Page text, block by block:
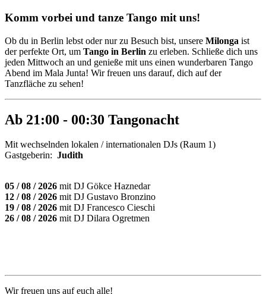
Komm vorbei und tanze Tango mit uns!
Ob du in Berlin lebst oder nur zu Besuch bist, unsere Milonga ist
der perfekte Ort, um Tango in Berlin zu erleben. Schließe dich uns
jeden Mittwoch an und genieße mit uns einen wunderbaren Tango
Abend im Mala Junta! Wir freuen uns darauf, dich auf der
Tanzfläche zu sehen!
Ab 21:00 - 00:30 Tangonacht
Mit wechselnden lokalen / internationalen DJs (Raum 1)
Gastgeberin: Judith
05 / 08 / 2026 mit DJ Gökce Haznedar
12 / 08 / 2026 mit DJ Gustavo Bronzino
19 / 08 / 2026 mit DJ Francesco Cieschi
26 / 08 / 2026 mit DJ Dilara Ogretmen
Wir freuen uns auf euch alle!